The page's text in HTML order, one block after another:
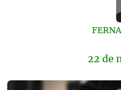
22 de